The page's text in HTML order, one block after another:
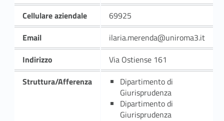
Cellulare aziendale
69925
Email
ilaria.merenda@uniroma3.it
Indirizzo
Via Ostiense 161
Struttura/Afferenza
Dipartimento di
Giurisprudenza
Dipartimento di
Giurisprudenza